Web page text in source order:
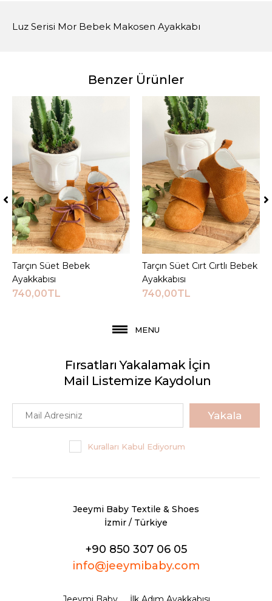
Luz Serisi Mor Bebek Makosen Ayakkabı
Benzer Ürünler
Sepete Ekle
Tarçın Süet Bebek
Ayakkabısı
740,00TL
Sepete Ekle
Tarçın Süet Cırt Cırtlı Bebek
Ayakkabısı
740,00TL
MENU
Fırsatları Yakalamak İçin
Mail Listemize Kaydolun
Yakala
Kuralları Kabul Ediyorum
Jeeymi Baby Textile & Shoes
İzmir / Türkiye
+90 850 307 06 05
info@jeeymibaby.com